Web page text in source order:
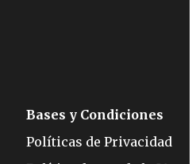
Bases y Condiciones
Políticas de Privacidad